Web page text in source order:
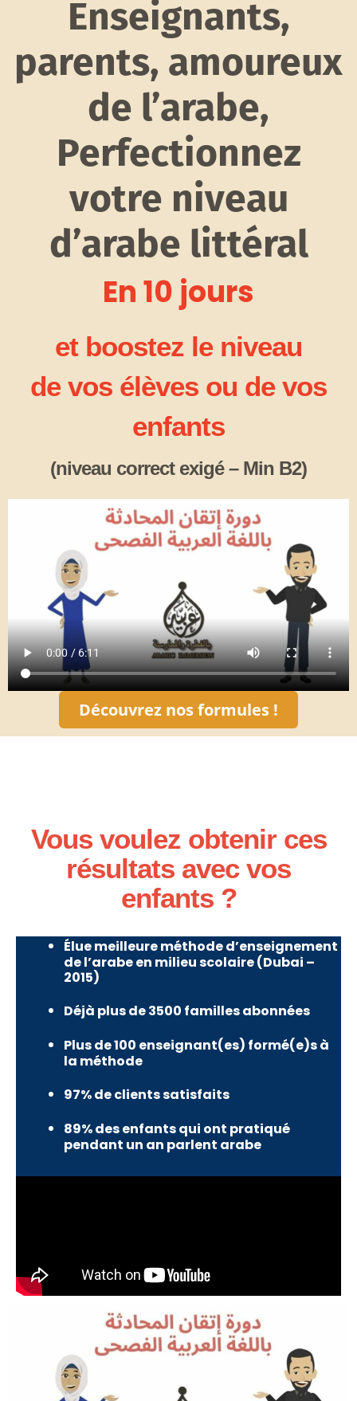
Enseignants,
parents, amoureux
de l’arabe,
Perfectionnez
votre niveau
d’arabe littéral
En 10 jours
et boostez le niveau
de vos élèves ou de vos
enfants
(niveau correct exigé – Min B2)
Découvrez nos formules !
Vous voulez obtenir ces
résultats avec vos
enfants ?
Élue meilleure méthode d’enseignement
de l’arabe en milieu scolaire (Dubai –
2015)
Déjà plus de 3500 familles abonnées
Plus de 100 enseignant(es) formé(e)s à
la méthode
97% de clients satisfaits
89% des enfants qui ont pratiqué
pendant un an parlent arabe